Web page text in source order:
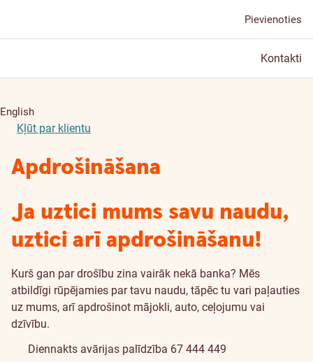
Pievienoties
Kontakti
English
Kļūt par klientu
Apdrošināšana
Ja uztici mums savu naudu,
uztici arī apdrošināšanu!
Kurš gan par drošību zina vairāk nekā banka? Mēs
atbildīgi rūpējamies par tavu naudu, tāpēc tu vari paļauties
uz mums, arī apdrošinot mājokli, auto, ceļojumu vai
dzīvību.
Diennakts avārijas palīdzība 67 444 449